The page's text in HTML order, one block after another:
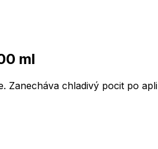
ml
chladivý pocit po